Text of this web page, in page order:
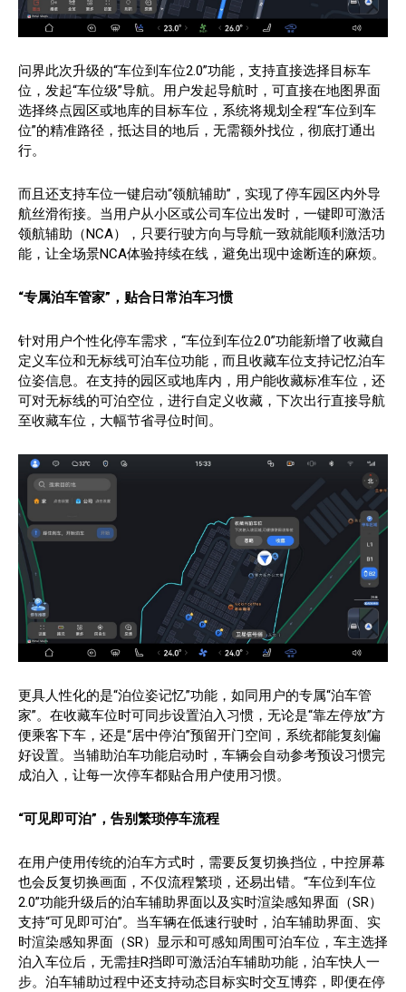
问界此次升级的“车位到车位2.0”功能，支持直接选择目标车
位，发起“车位级”导航。用户发起导航时，可直接在地图界面
选择终点园区或地库的目标车位，系统将规划全程“车位到车
位”的精准路径，抵达目的地后，无需额外找位，彻底打通出
行。
而且还支持车位一键启动“领航辅助”，实现了停车园区内外导
航丝滑衔接。当用户从小区或公司车位出发时，一键即可激活
领航辅助（NCA），只要行驶方向与导航一致就能顺利激活功
能，让全场景NCA体验持续在线，避免出现中途断连的麻烦。
“专属泊车管家”，贴合日常泊车习惯
针对用户个性化停车需求，“车位到车位2.0”功能新增了收藏自
定义车位和无标线可泊车位功能，而且收藏车位支持记忆泊车
位姿信息。在支持的园区或地库内，用户能收藏标准车位，还
可对无标线的可泊空位，进行自定义收藏，下次出行直接导航
至收藏车位，大幅节省寻位时间。
更具人性化的是“泊位姿记忆”功能，如同用户的专属“泊车管
家”。在收藏车位时可同步设置泊入习惯，无论是“靠左停放”方
便乘客下车，还是“居中停泊”预留开门空间，系统都能复刻偏
好设置。当辅助泊车功能启动时，车辆会自动参考预设习惯完
成泊入，让每一次停车都贴合用户使用习惯。
“可见即可泊” ，告别繁琐停车流程
在用户使用传统的泊车方式时，需要反复切换挡位，中控屏幕
也会反复切换画面，不仅流程繁琐，还易出错。“车位到车位
2.0”功能升级后的泊车辅助界面以及实时渲染感知界面（SR）
支持“可见即可泊”。当车辆在低速行驶时，泊车辅助界面、实
时渲染感知界面（SR）显示和可感知周围可泊车位，车主选择
泊入车位后，无需挂R挡即可激活泊车辅助功能，泊车快人一
步。泊车辅助过程中还支持动态目标实时交互博弈，即便在停